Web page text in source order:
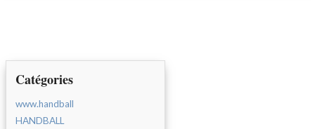
Catégories
www.handball
HANDBALL